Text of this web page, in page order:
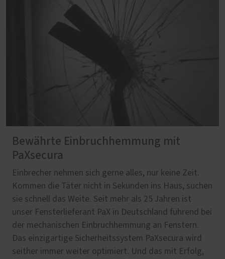
Bewährte Einbruchhemmung mit
PaXsecura
Einbrecher nehmen sich gerne alles, nur keine Zeit.
Kommen die Täter nicht in Sekunden ins Haus, suchen
sie schnell das Weite. Seit mehr als 25 Jahren ist
unser Fensterlieferant PaX in Deutschland führend bei
der mechanischen Einbruchhemmung an Fenstern.
Das einzigartige Sicherheitssystem PaXsecura wird
seither immer weiter optimiert. Und das mit Erfolg,